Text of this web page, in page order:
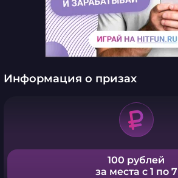
Информация о призах
100 рублей
за места с 1 по 7